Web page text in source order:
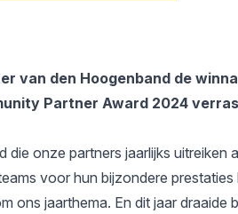
van den Hoogenband de
Partner Award 2024
die onze partners jaarlijks uitreiken
voor hun bijzondere prestaties
ons jaarthema. En dit jaar draaide